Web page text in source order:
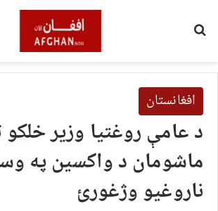
افغانستان
د عامې روغتیا وزیر
ماشومان د واکسین په
ناروغیو وژغورئ